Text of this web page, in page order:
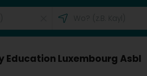
Luxembourg Asbl